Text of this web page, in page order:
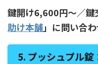
鍵開け6,600円〜／
助け本舗」に問い合
5. プッシュプル